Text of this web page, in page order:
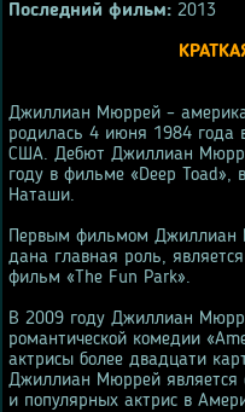
Последний фильм: 2013
Джиллиан Мюррей –
родилась 4 июня 1984 года
США. Дебют Джиллиан
году в фильме «Deep Toad»,
Наташи.
Первым фильмом Джиллиан
дана главная роль,
фильм «The Fun Park».
В 2009 году Джиллиан
романтической комедии
актрисы более двадцати
Джиллиан Мюррей является
и популярных актрис в